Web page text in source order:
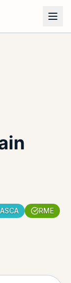
ASCA RME